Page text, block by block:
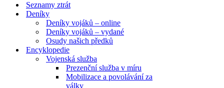
Seznamy ztrát
Deníky
Deníky vojáků – online
Deníky vojáků – vydané
Osudy našich předků
Encyklopedie
Vojenská služba
Prezenční služba v míru
Mobilizace a povolávání za
války